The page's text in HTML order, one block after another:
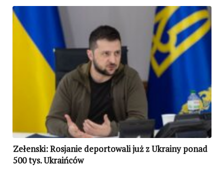
Zełenski: Rosjanie deportowali już z Ukrainy ponad
500 tys. Ukraińców